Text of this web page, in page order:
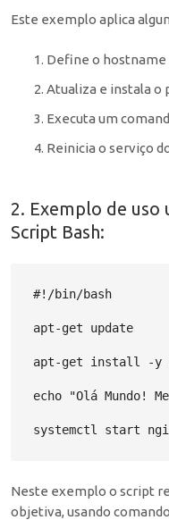
Este exemplo aplica
Define o hostname
Atualiza e instala o
Executa um
Reinicia o serviço
2. Exemplo de uso
Script Bash:
#!/bin/bash
apt-get update
apt-get install -y
echo "Olá Mundo!
systemctl start
Neste exemplo o script
objetiva, usando